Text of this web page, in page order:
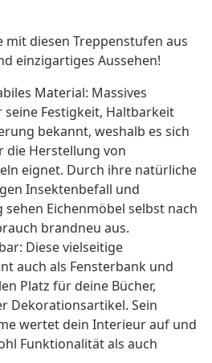
mit diesen Treppenstufen aus
einzigartiges Aussehen!
Material: Massives
seine Festigkeit, Haltbarkeit
bekannt, weshalb es sich
die Herstellung von
eignet. Durch ihre natürliche
Insektenbefall und
Eichenmöbel selbst nach
brandneu aus.
Diese vielseitige
auch als Fensterbank und
Platz für deine Bücher,
Dekorationsartikel. Sein
wertet dein Interieur auf und
Funktionalität als auch